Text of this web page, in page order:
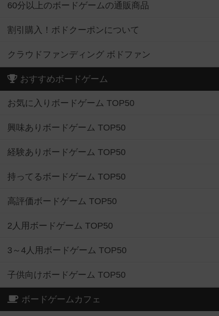
60分以上のボードゲームの通販商品
割引購入！ボドクーポンについて
クラウドファンディング ボドファン
おすすめボードゲーム
お気に入りボードゲーム TOP50
興味ありボードゲーム TOP50
経験ありボードゲーム TOP50
持ってるボードゲーム TOP50
高評価ボードゲーム TOP50
2人用ボードゲーム TOP50
3～4人用ボードゲーム TOP50
子供向けボードゲーム TOP50
ボードゲームカフェ